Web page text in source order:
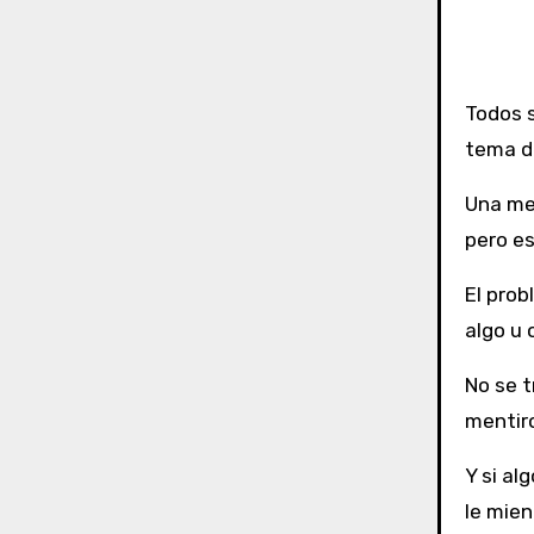
tema
Una
pero
El
algo u
No se
Y si
le